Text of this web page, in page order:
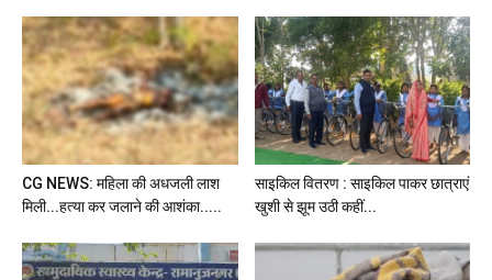
CG NEWS: महिला की अधजली लाश
मिली...हत्या कर जलाने की आशंका.....
साइकिल वितरण : साइकिल पाकर छात्राएं
खुशी से झूम उठी कहीं...